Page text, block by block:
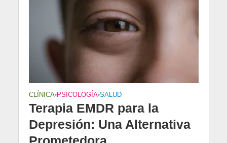
CLÍNICA•PSICOLOGÍA•SALUD
Terapia EMDR para la
Depresión: Una Alternativa